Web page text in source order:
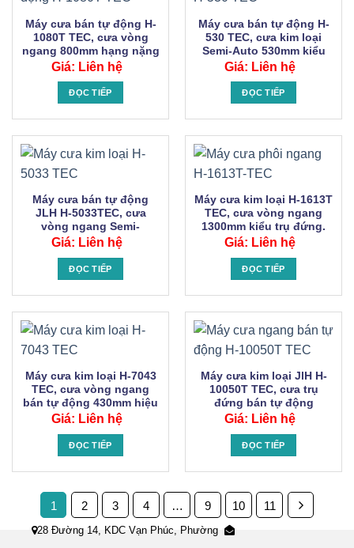
Máy cưa bán tự động H-
1080T TEC, cưa vòng
ngang 800mm hạng nặng
hiệu JLH.
Giá: Liên hệ
ĐỌC TIẾP
Máy cưa bán tự động H-
530 TEC, cưa kim loại
Semi-Auto 530mm kiểu
trụ đứng.
Giá: Liên hệ
ĐỌC TIẾP
Máy cưa bán tự động
JLH H-5033TEC, cưa
vòng ngang Semi-
Automatic 330mm.
Giá: Liên hệ
ĐỌC TIẾP
Máy cưa kim loại H-1613T
TEC, cưa vòng ngang
1300mm kiểu trụ đứng.
Giá: Liên hệ
ĐỌC TIẾP
Máy cưa kim loại H-7043
TEC, cưa vòng ngang
bán tự động 430mm hiệu
JLH.
Giá: Liên hệ
ĐỌC TIẾP
Máy cưa kim loại JlH H-
10050T TEC, cưa trụ
đứng bán tự động
500mm.
Giá: Liên hệ
ĐỌC TIẾP
1 2 3 4 … 9 10 11
28 Đường 14, KDC Vạn Phúc, Phường